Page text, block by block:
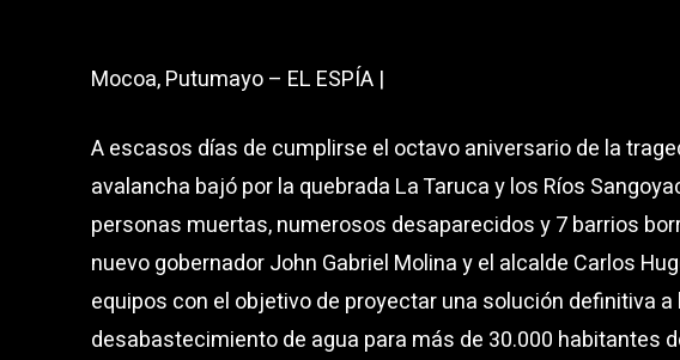
Mocoa, Putumayo – EL ESPÍA |
A escasos días de cumplirse el octavo aniversario de la
avalancha bajó por la quebrada La Taruca y los Ríos
personas muertas, numerosos desaparecidos y 7 barrios
nuevo gobernador John Gabriel Molina y el alcalde Carlos
equipos con el objetivo de proyectar una solución definitiva
desabastecimiento de agua para más de 30.000 habitantes